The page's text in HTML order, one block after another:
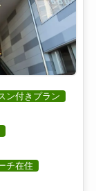
ン付きプラン
チ在住